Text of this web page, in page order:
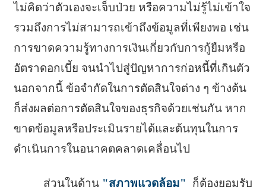
ไม่คิดว่าตัวเองจะเจ็บป่วย หรือความไม่รู้ไม่เข้าใจ
รวมถึงการไม่สามารถเข้าถึงข้อมูลที่เพียงพอ เช่น
การขาดความรู้ทางการเงินเกี่ยวกับการกู้ยืมหรือ
อัตราดอกเบี้ย จนนำไปสู่ปัญหาการก่อหนี้ที่เกินตัว
นอกจากนี้ ข้อจำกัดในการตัดสินใจต่าง ๆ ข้างต้น
ก็ส่งผลต่อการตัดสินใจของธุรกิจด้วยเช่นกัน หาก
ขาดข้อมูลหรือประเมินรายได้และต้นทุนในการ
ดำเนินการในอนาคตคลาดเคลื่อนไป
ส่วนในด้าน "สภาพแวดล้อม" ก็ต้องยอมรับ